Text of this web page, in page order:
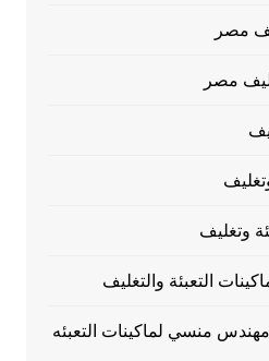
مصر
مصر
وتغليف
التعبئة والتغليف
منسي لماكينات التعبئه